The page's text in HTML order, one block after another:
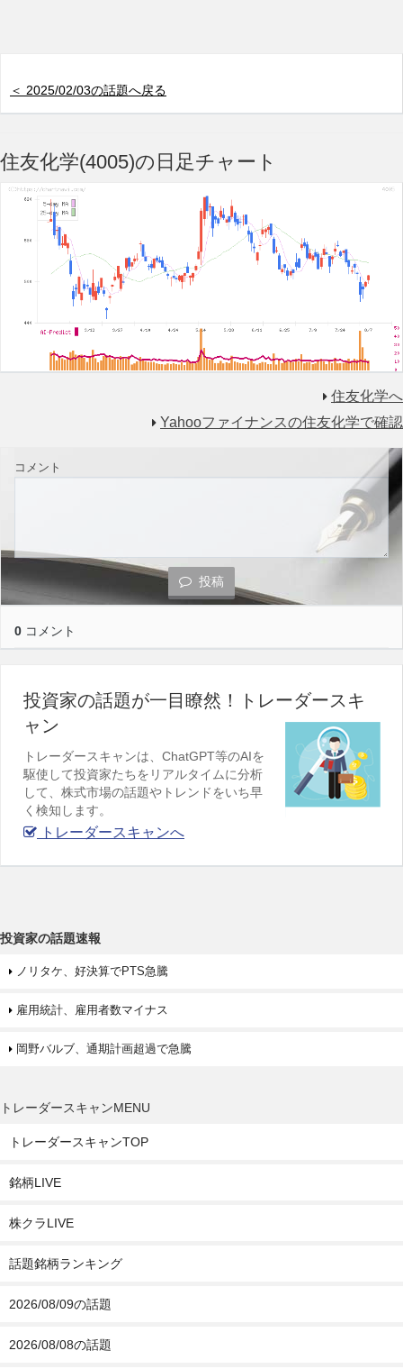
＜ 2025/02/03の話題へ戻る
住友化学(4005)の日足チャート
住友化学へ
Yahooファイナンスの住友化学で確認
コメント
投稿
0 コメント
投資家の話題が一目瞭然！トレーダースキ
ャン
トレーダースキャンは、ChatGPT等のAIを
駆使して投資家たちをリアルタイムに分析
して、株式市場の話題やトレンドをいち早
く検知します。
トレーダースキャンへ
投資家の話題速報
ノリタケ、好決算でPTS急騰
雇用統計、雇用者数マイナス
岡野バルブ、通期計画超過で急騰
トレーダースキャンMENU
トレーダースキャンTOP
銘柄LIVE
株クラLIVE
話題銘柄ランキング
2026/08/09の話題
2026/08/08の話題